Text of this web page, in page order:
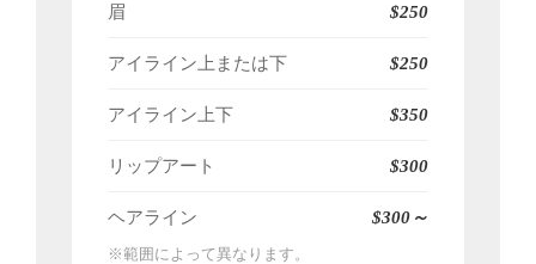
眉 $250
アイライン上または下 $250
アイライン上下 $350
リップアート $300
ヘアライン $300～
※範囲によって異なります。